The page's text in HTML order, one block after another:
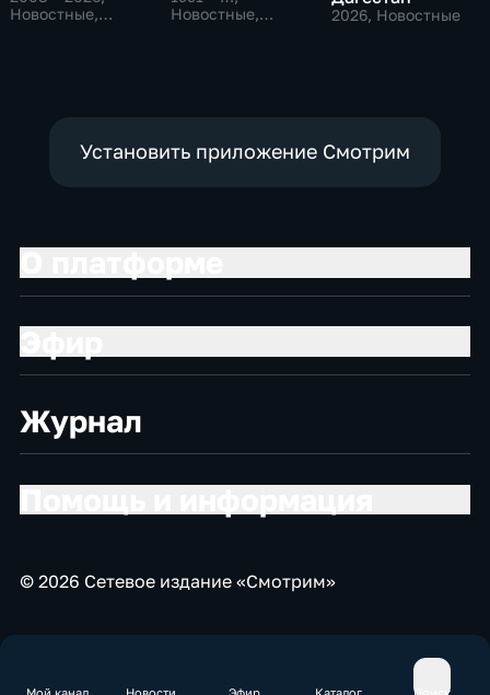
Новостные,
Новостные,
2026, Новостные
Установить приложение Смотрим
Журнал
© 2026 Сетевое издание «Смотрим»